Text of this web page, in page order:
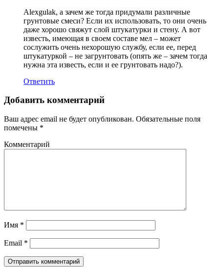
Alexgulak, а зачем же тогда придумали различные
грунтовые смеси? Если их использовать, то они очень
даже хорошо свяжут слой штукатурки и стену. А вот
известь, имеющая в своем составе мел – может
сослужить очень нехорошую службу, если ее, перед
штукатуркой – не загрунтовать (опять же – зачем тогда
нужна эта известь, если и ее грунтовать надо?).
Ответить
Добавить комментарий
Ваш адрес email не будет опубликован. Обязательные поля
помечены *
Комментарий
Имя *
Email *